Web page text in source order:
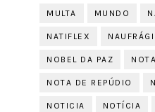
MULTA MUNDO
NATIFLEX
NOBEL DA PAZ
NOTA DE REPÚDIO
NOTICIA NOTÍCIA